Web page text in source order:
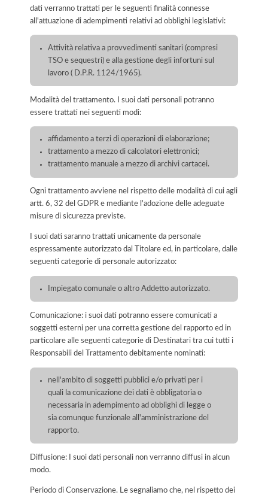
dati verranno trattati per le seguenti finalità connesse
all'attuazione di adempimenti relativi ad obblighi legislativi:
Attività relativa a provvedimenti sanitari (compresi
TSO e sequestri) e alla gestione degli infortuni sul
lavoro ( D.P.R. 1124/1965).
Modalità del trattamento. I suoi dati personali potranno
essere trattati nei seguenti modi:
affidamento a terzi di operazioni di elaborazione;
trattamento a mezzo di calcolatori elettronici;
trattamento manuale a mezzo di archivi cartacei.
Ogni trattamento avviene nel rispetto delle modalità di cui agli
artt. 6, 32 del GDPR e mediante l'adozione delle adeguate
misure di sicurezza previste.
I suoi dati saranno trattati unicamente da personale
espressamente autorizzato dal Titolare ed, in particolare, dalle
seguenti categorie di personale autorizzato:
Impiegato comunale o altro Addetto autorizzato.
Comunicazione: i suoi dati potranno essere comunicati a
soggetti esterni per una corretta gestione del rapporto ed in
particolare alle seguenti categorie di Destinatari tra cui tutti i
Responsabili del Trattamento debitamente nominati:
nell'ambito di soggetti pubblici e/o privati per i
quali la comunicazione dei dati è obbligatoria o
necessaria in adempimento ad obblighi di legge o
sia comunque funzionale all'amministrazione del
rapporto.
Diffusione: I suoi dati personali non verranno diffusi in alcun
modo.
Periodo di Conservazione. Le segnaliamo che, nel rispetto dei